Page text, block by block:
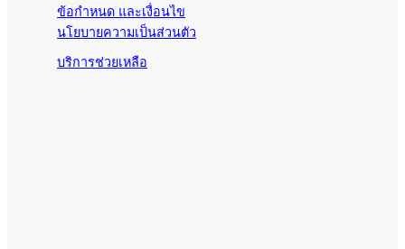
ข้อกำหนด และเงื่อนไข
นโยบายความเป็นส่วนตัว
บริการช่วยเหลือ